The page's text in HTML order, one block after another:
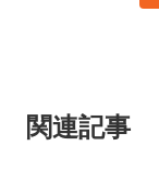
関連記事